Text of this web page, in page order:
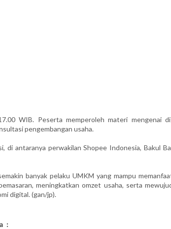
WIB. Peserta memperoleh materi mengenai
pengembangan usaha.
antaranya perwakilan Shopee Indonesia, Bakul
banyak pelaku UMKM yang mampu
meningkatkan omzet usaha, serta
digital. (gan/jp).
: